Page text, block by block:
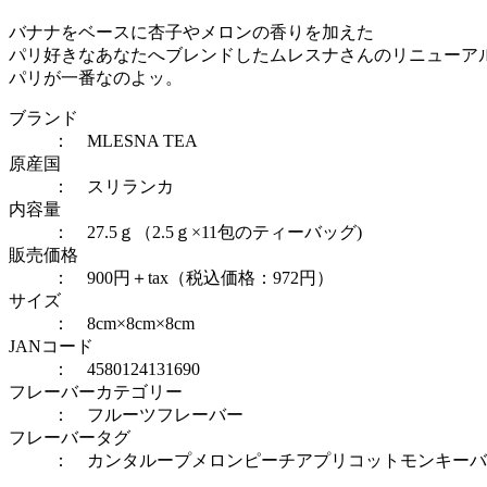
バナナをベースに杏子やメロンの香りを加えた
パリ好きなあなたへブレンドしたムレスナさんのリニューア
パリが一番なのよッ。
ブランド
： MLESNA TEA
原産国
： スリランカ
内容量
： 27.5ｇ（2.5ｇ×11包のティーバッグ)
販売価格
： 900円＋tax（税込価格：972円）
サイズ
： 8cm×8cm×8cm
JANコード
： 4580124131690
フレーバーカテゴリー
： フルーツフレーバー
フレーバータグ
：
カンタループメロン ピーチアプリコット モンキー